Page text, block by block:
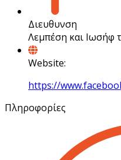
Διευθυνση
Λεμπέση και Ιωσήφ
Website:
https://
Πληροφορίες